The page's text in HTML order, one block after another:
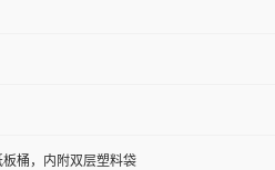
板桶，内附双层塑料袋